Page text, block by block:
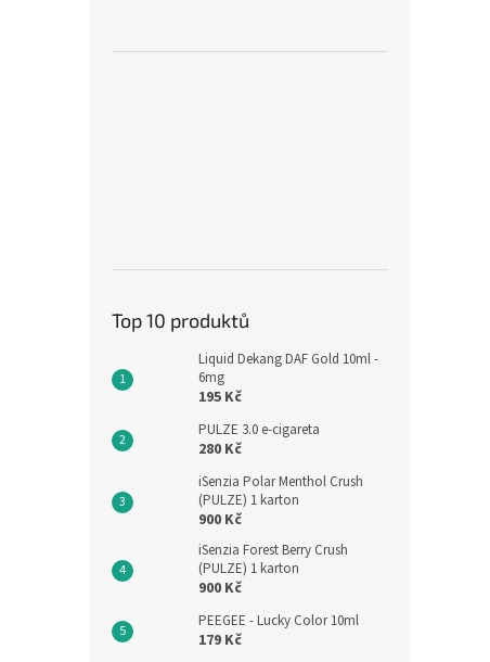
Top 10 produktů
Liquid Dekang DAF Gold 10ml -
6mg
195 Kč
PULZE 3.0 e-cigareta
280 Kč
iSenzia Polar Menthol Crush
(PULZE) 1 karton
900 Kč
iSenzia Forest Berry Crush
(PULZE) 1 karton
900 Kč
PEEGEE - Lucky Color 10ml
179 Kč